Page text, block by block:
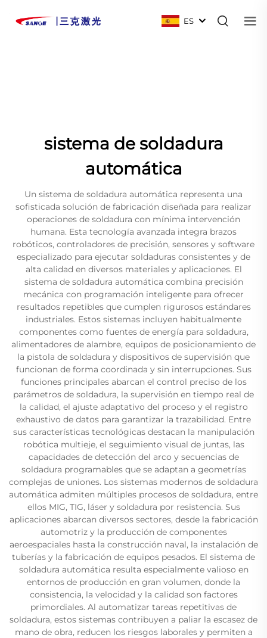
ES
sistema de soldadura
automática
Un sistema de soldadura automática representa una
sofisticada solución de fabricación diseñada para realizar
operaciones de soldadura con mínima intervención
humana. Esta tecnología avanzada integra brazos
robóticos, controladores de precisión, sensores y software
especializado para ejecutar soldaduras consistentes y de
alta calidad en diversos materiales y aplicaciones. El
sistema de soldadura automática combina precisión
mecánica con programación inteligente para ofrecer
resultados repetibles que cumplen rigurosos estándares
industriales. Estos sistemas incluyen habitualmente
componentes como fuentes de energía para soldadura,
alimentadores de alambre, equipos de posicionamiento de
la pistola de soldadura y dispositivos de supervisión que
funcionan de forma coordinada y sin interrupciones. Sus
funciones principales abarcan el control preciso de los
parámetros de soldadura, la supervisión en tiempo real de
la calidad, el ajuste adaptativo del proceso y el registro
exhaustivo de datos para garantizar la trazabilidad. Entre
sus características tecnológicas destacan la manipulación
robótica multieje, el seguimiento visual de juntas, las
capacidades de detección del arco y secuencias de
soldadura programables que se adaptan a geometrías
complejas de uniones. Los sistemas modernos de soldadura
automática admiten múltiples procesos de soldadura, entre
ellos MIG, TIG, láser y soldadura por resistencia. Sus
aplicaciones abarcan diversos sectores, desde la fabricación
automotriz y la producción de componentes
aeroespaciales hasta la construcción naval, la instalación de
tuberías y la fabricación de equipos pesados. El sistema de
soldadura automática resulta especialmente valioso en
entornos de producción en gran volumen, donde la
consistencia, la velocidad y la calidad son factores
primordiales. Al automatizar tareas repetitivas de
soldadura, estos sistemas contribuyen a paliar la escasez de
mano de obra, reducen los riesgos laborales y permiten a